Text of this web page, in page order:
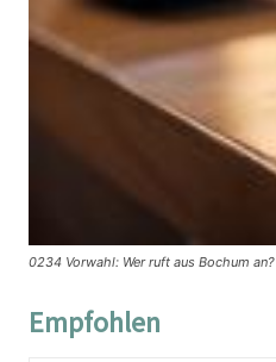
0234 Vorwahl: Wer ruft aus Bochum an?
Empfohlen